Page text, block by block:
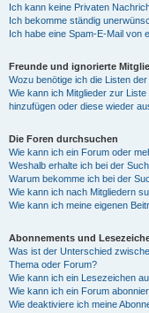
Ich kann keine Privaten
Ich bekomme ständig
Ich habe eine Spam-E-Mail von
Freunde und ignorierte
Wozu benötige ich die Listen
Wie kann ich Mitglieder zur
hinzufügen oder diese wieder
Die Foren durchsuchen
Wie kann ich ein Forum oder
Weshalb erhalte ich bei der
Warum bekomme ich bei der
Wie kann ich nach Mitgliedern
Wie kann ich meine eigenen
Abonnements und
Was ist der Unterschied
Thema oder Forum?
Wie kann ich ein Lesezeichen
Wie kann ich ein Forum
Wie deaktiviere ich meine